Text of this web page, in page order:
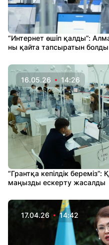
“Интернет өшіп қалды”:
ны қайта тапсыратын болды
16.05.26 14:26
“Грантқа кепілдік
маңызды ескерту жасалды
17.04.26 14:42